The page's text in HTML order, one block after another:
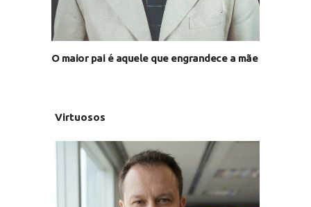
O maior pai é aquele que engrandece a mãe
Virtuosos